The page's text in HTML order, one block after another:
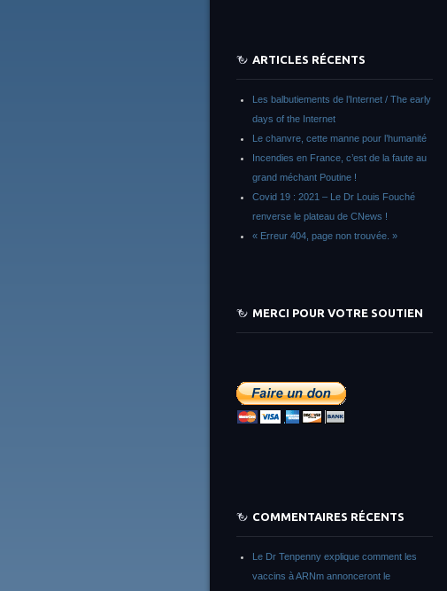
ARTICLES RÉCENTS
Les balbutiements de l’Internet / The early
days of the Internet
Le chanvre, cette manne pour l’humanité
Incendies en France, c’est de la faute au
grand méchant Poutine !
Covid 19 : 2021 – Le Dr Louis Fouché
renverse le plateau de CNews !
« Erreur 404, page non trouvée. »
MERCI POUR VOTRE SOUTIEN
COMMENTAIRES RÉCENTS
Le Dr Tenpenny explique comment les
vaccins à ARNm annonceront le